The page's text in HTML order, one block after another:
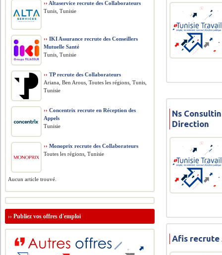
Ns
Direction
Afis recrute
›› Altaservice recrute des Collaborateurs
Tunis, Tunisie
›› IKI Assurance recrute des Conseillers
Mutuelle Santé
Tunis, Tunisie
›› TP recrute des Collaborateurs
Ariana, Ben Arous, Toutes les régions, Tunis,
Tunisie
›› Concentrix recrute en Réception des
Appels
Tunisie
›› Monoprix recrute des Collaborateurs
Toutes les régions, Tunisie
Aucun article trouvé.
››Publiez vos offres d'emploi